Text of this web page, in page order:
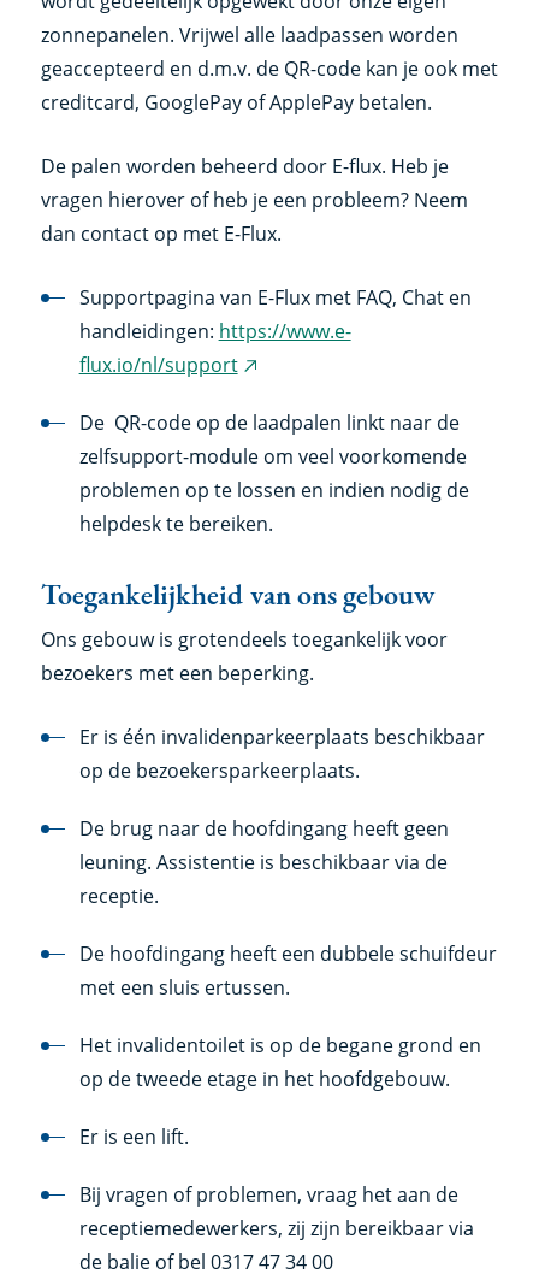
zonnepanelen. Vrijwel alle laadpassen worden
geaccepteerd en d.m.v. de QR-code kan je ook met
creditcard, GooglePay of ApplePay betalen.
De palen worden beheerd door E-flux. Heb je
vragen hierover of heb je een probleem? Neem
dan contact op met E-Flux.
Supportpagina van E-Flux met FAQ, Chat en
handleidingen: https://www.e-
flux.io/nl/support (externe
link)
De QR-code op de laadpalen linkt naar de
zelfsupport-module om veel voorkomende
problemen op te lossen en indien nodig de
helpdesk te bereiken.
Toegankelijkheid van ons gebouw
Ons gebouw is grotendeels toegankelijk voor
bezoekers met een beperking.
Er is één invalidenparkeerplaats beschikbaar
op de bezoekersparkeerplaats.
De brug naar de hoofdingang heeft geen
leuning. Assistentie is beschikbaar via de
receptie.
De hoofdingang heeft een dubbele schuifdeur
met een sluis ertussen.
Het invalidentoilet is op de begane grond en
op de tweede etage in het hoofdgebouw.
Er is een lift.
Bij vragen of problemen, vraag het aan de
receptiemedewerkers, zij zijn bereikbaar via
de balie of bel 0317 47 34 00